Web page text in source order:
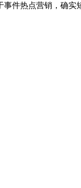
件热点营销，确